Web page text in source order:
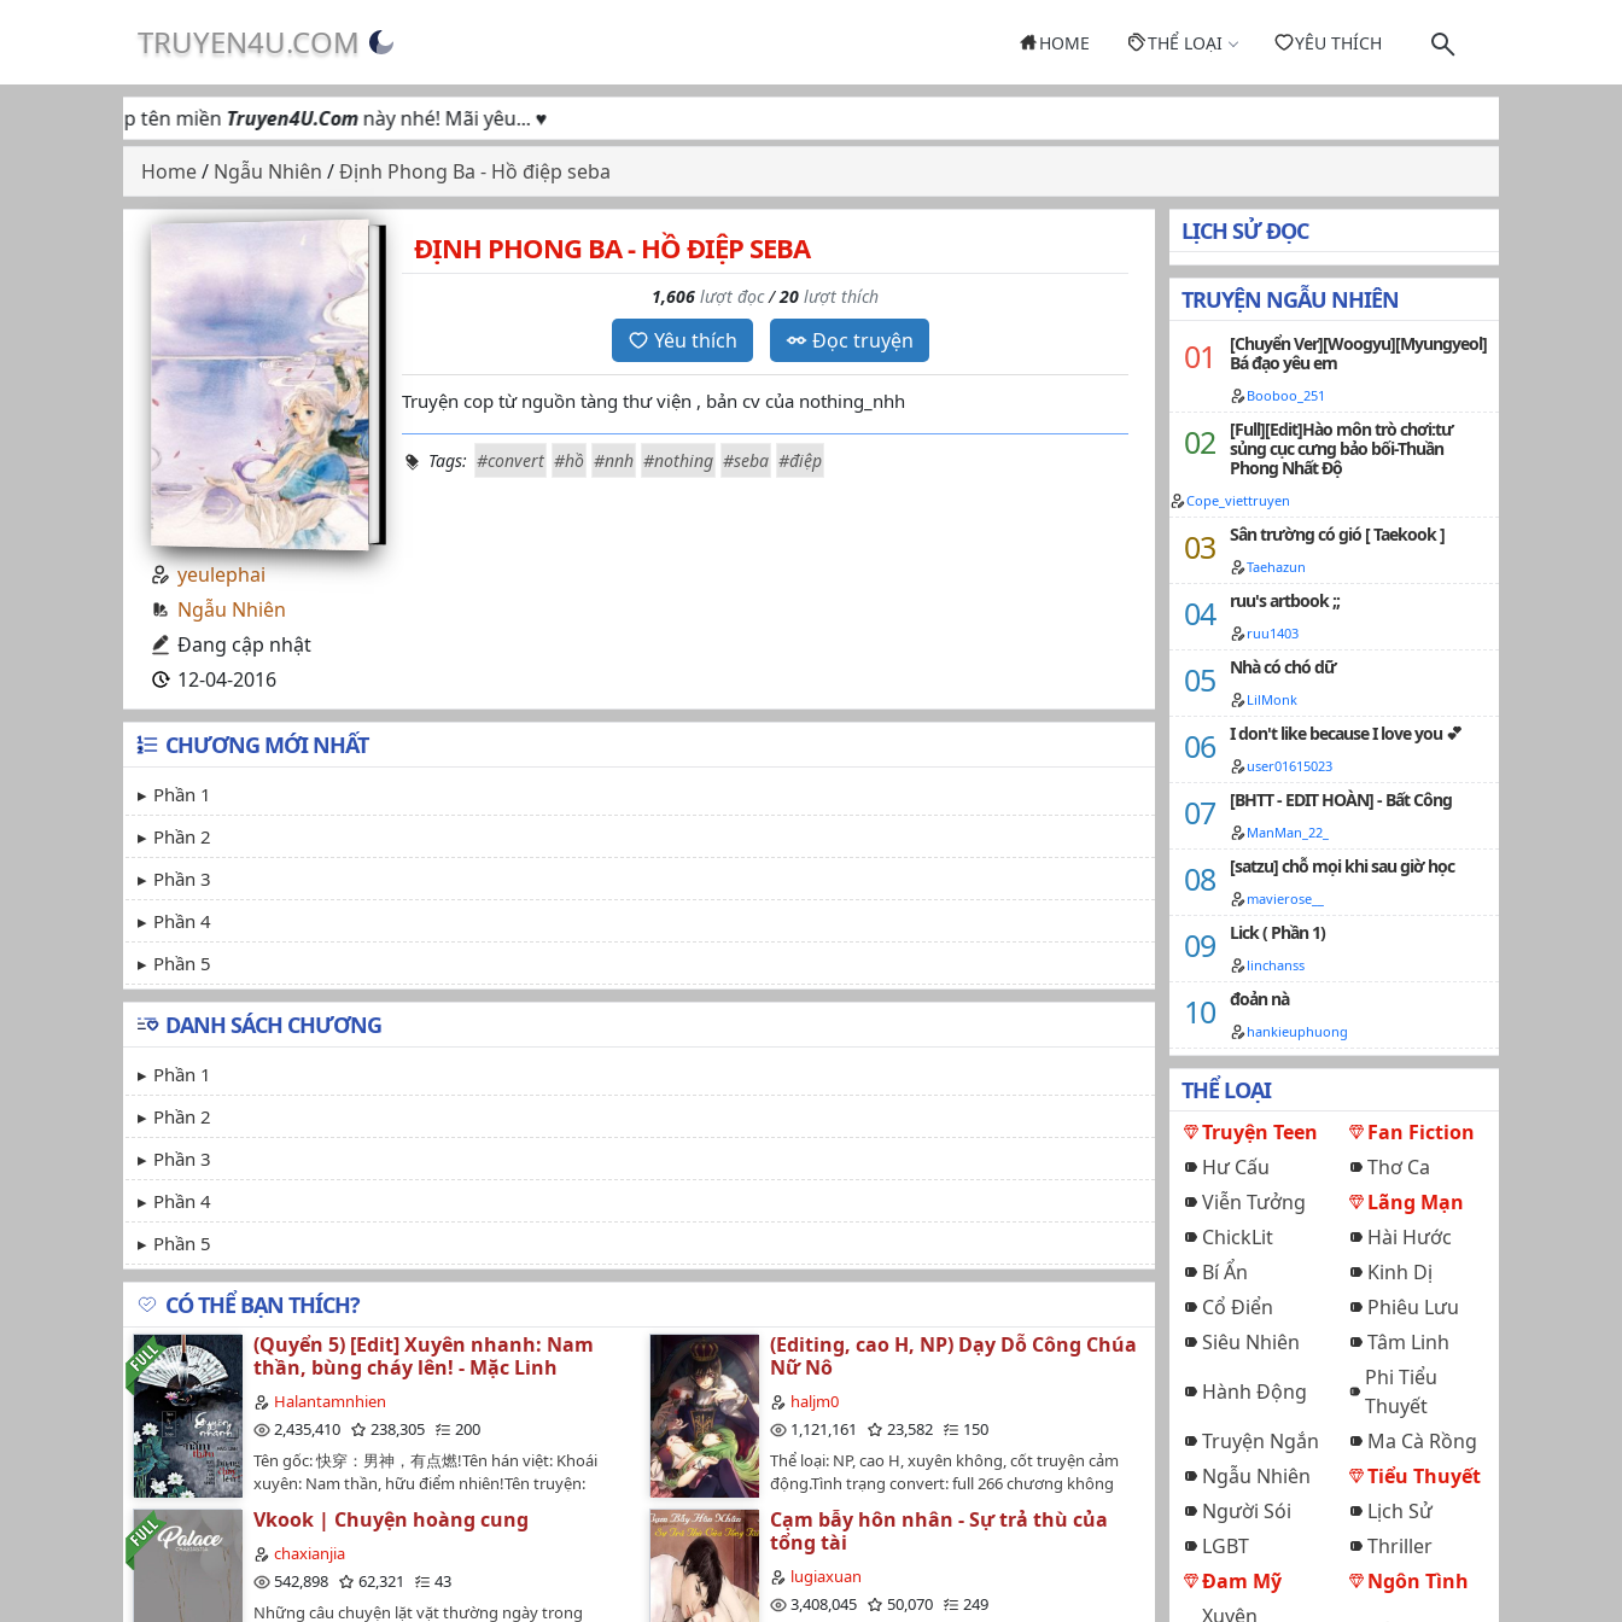
TRUYEN4U.COM HOME THỂ LOẠI YÊU THÍCH
truy cập tên miềnTruyen4U.Comnày nhé! Mãi yêu... ♥
Home/ Ngẫu Nhiên /Định Phong Ba - Hồ điệp seba
yeulephai
Ngẫu Nhiên
Đang cập nhật
12-04-2016
ĐỊNH PHONG BA - HỒ ĐIỆP SEBA
1,606 lượt đọc/20 lượt thích
Yêu thích Đọc truyện
Truyện cop từ nguồn tàng thư viện , bản cv của nothing_nhh
Tags: #convert #hồ #nnh #nothing #seba #điệp
CHƯƠNG MỚI NHẤT
Phần 1
Phần 2
Phần 3
Phần 4
Phần 5
DANH SÁCH CHƯƠNG
Phần 1
Phần 2
Phần 3
Phần 4
Phần 5
CÓ THỂ BẠN THÍCH?
(Quyển 5) [Edit] Xuyên nhanh: Nam
thần, bùng cháy lên! - Mặc Linh
Halantamnhien
2,435,410
238,305
200
Tên gốc: 快穿：男神，有点燃!Tên hán việt: Khoái
xuyên: Nam thần, hữu điểm nhiên!Tên truyện:
Mặc LinhThể loại: Ngôn tình, cổ đại, hiện đại, xuyên
nhanh, hệ thống, tình cảm, khoa học viễn tưởng,
hài hước, HE,...Edit by Hạ Lan Tâm NhiênẢnh bìa:
(Editing, cao H, NP) Dạy Dỗ Công Chúa
Nữ Nô
haljm0
1,121,161
23,582
150
Thể loại: NP, cao H, xuyên không, cốt truyện cảm
động.Tình trạng convert: full 266 chương không
phiên ngoạiTình trạng edit: lê lết từ từTóm tắt: Mộ
Thiển Thiển không ngờ bản thân chỉ viết bộ truyện
cao H thôi mà lại xui xẻo đến mức xuyên không trở
thành nữ phụ độc ác - Thất công chúa.Nhưng mà
nữ phụ sao? Sao lại bị thịt như nữ chủ vậy?Những
Vkook | Chuyện hoàng cung
chaxianjia
542,898
62,321
43
Những câu chuyện lặt vặt thường ngày trong
Cạm bẫy hôn nhân - Sự trả thù của
tổng tài
lugiaxuan
3,408,045
50,070
249
LỊCH SỬ ĐỌC
TRUYỆN NGẪU NHIÊN
[Chuyển Ver][Woogyu][Myungyeol]
Bá đạo yêu em
Booboo_251
[Full][Edit]Hào môn trò chơi:tư
sủng cục cưng bảo bối-Thuần
Phong Nhất Độ
Cope_viettruyen
Sân trường có gió [ Taekook ]
Taehazun
ruu's artbook ;;
ruu1403
Nhà có chó dữ
LilMonk
I don't like because I love you 💕
user01615023
[BHTT - EDIT HOÀN] - Bất Công
ManMan_22_
[satzu] chỗ mọi khi sau giờ học
mavierose__
Lick ( Phần 1)
linchanss
đoản nà
hankieuphuong
THỂ LOẠI
Truyện Teen
Fan Fiction
Hư Cấu
Thơ Ca
Viễn Tưởng
Lãng Mạn
ChickLit
Hài Hước
Bí Ẩn
Kinh Dị
Cổ Điển
Phiêu Lưu
Siêu Nhiên
Tâm Linh
Hành Động
Phi Tiểu
Thuyết
Truyện Ngắn
Ma Cà Rồng
Ngẫu Nhiên
Tiểu Thuyết
Người Sói
Lịch Sử
LGBT
Thriller
Đam Mỹ
Ngôn Tình
Xuyên